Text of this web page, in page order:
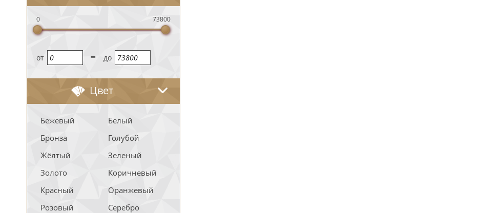
0 73800
oт - до
Цвет
Бежевый
Белый
Бронза
Голубой
Жёлтый
Зеленый
Золото
Коричневый
Красный
Оранжевый
Розовый
Серебро